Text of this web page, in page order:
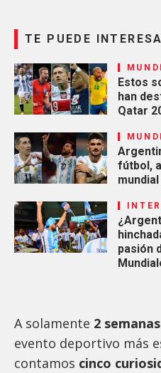
TE PUEDE
Estos
han
Qatar
fútbol,
pasión
A solamente 2 semanas
evento deportivo más
contamos cinco